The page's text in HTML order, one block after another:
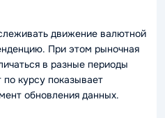
движение валютной
При этом рыночная
в разные периоды
курсу показывает
обновления данных.